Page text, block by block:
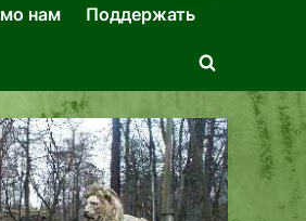
нам Поддержать
Toggle
search
form